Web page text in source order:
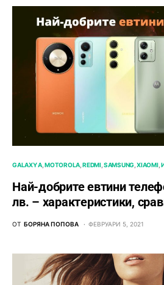
GALAXY A MOTOROLA REDMI SAMSUNG XIAOMI
Най-добрите евтини
лв. – характeристики,
ОТ БОРЯНА ПОПОВА ФЕВРУАРИ 5, 2021